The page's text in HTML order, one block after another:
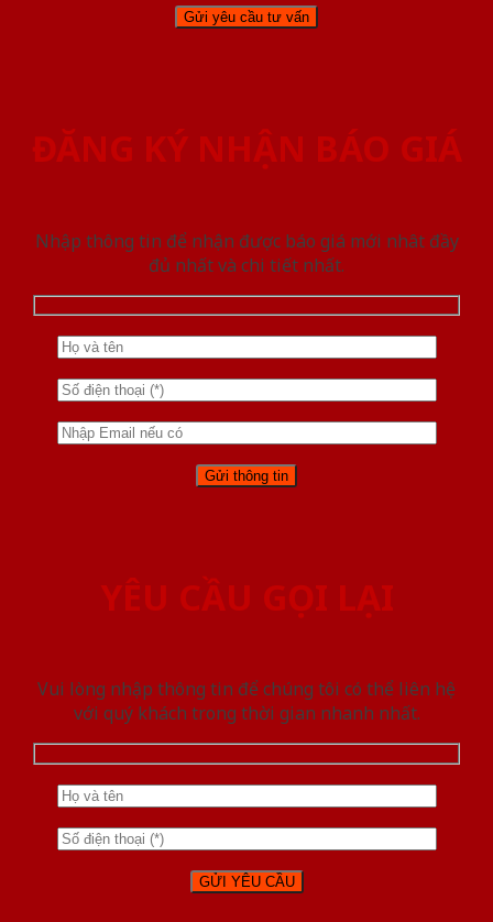
ĐĂNG KÝ NHẬN BÁO GIÁ
Nhập thông tin để nhận được báo giá mới nhât đầy
đủ nhất và chi tiết nhất.
YÊU CẦU GỌI LẠI
Vui lòng nhập thông tin để chúng tôi có thể liên hệ
với quý khách trong thời gian nhanh nhất.